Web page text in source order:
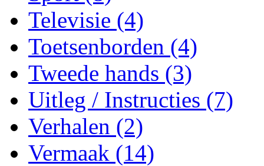
Televisie (4)
Toetsenborden (4)
Tweede hands (3)
Uitleg / Instructies (7)
Verhalen (2)
Vermaak (14)